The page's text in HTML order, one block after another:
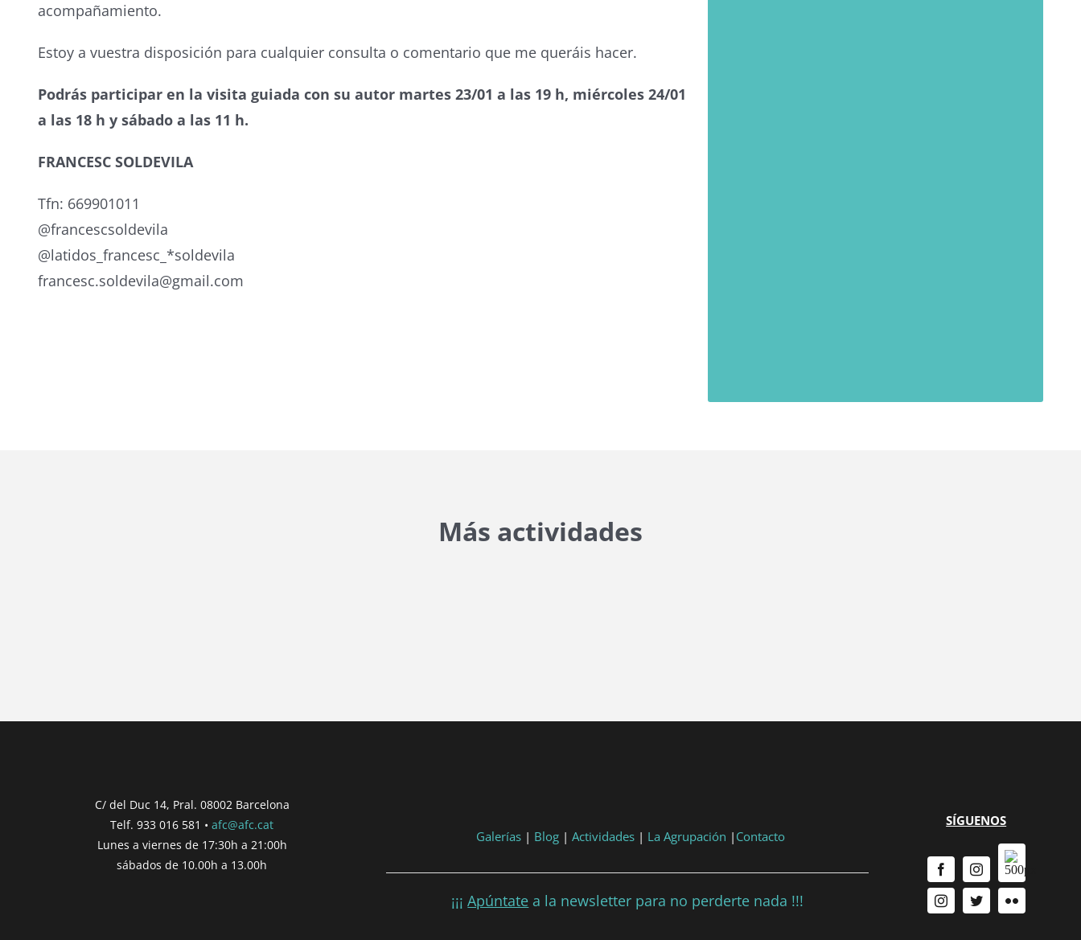
acompañamiento.
Estoy a vuestra disposición para cualquier consulta o comentario que me queráis hacer.
Podrás participar en la visita guiada con su autor martes 23/01 a las 19 h, miércoles 24/01
a las 18 h y sábado a las 11 h.
FRANCESC SOLDEVILA
Tfn: 669901011
@francescsoldevila
@latidos_francesc_*soldevila
francesc.soldevila@gmail.com
Más actividades
Consultar Participar
C/ del Duc 14, Pral. 08002 Barcelona
Telf. 933 016 581 •afc@afc.cat
Lunes a viernes de 17:30h a 21:00h
sábados de 10.00h a 13.00h
Galerías | Blog |Actividades | La Agrupación | Contacto
¡¡¡Apúntate a la newsletter para no perderte nada !!!
SÍGUENOS